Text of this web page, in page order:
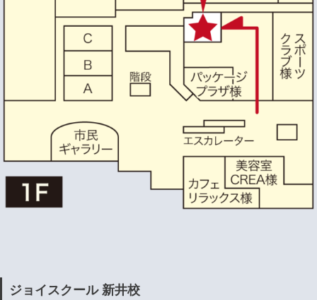
ジョイスクール 新井校